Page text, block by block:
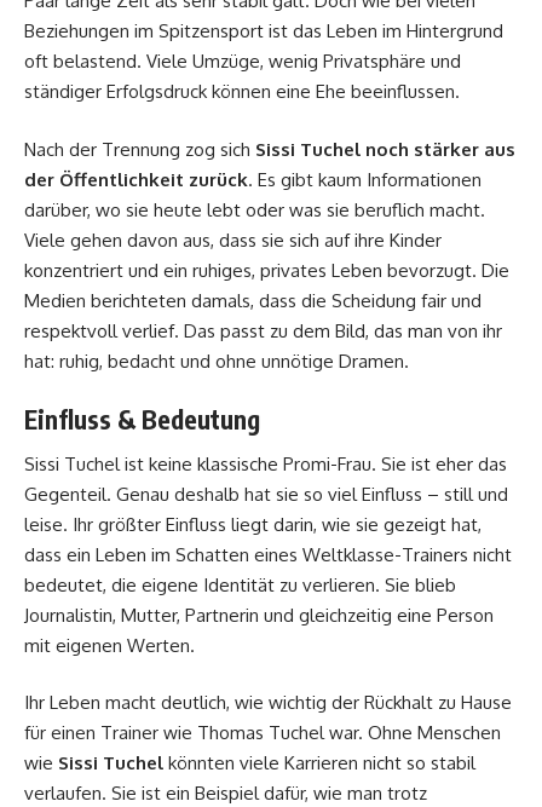
Beziehungen im Spitzensport ist das Leben im Hintergrund
oft belastend. Viele Umzüge, wenig Privatsphäre und
ständiger Erfolgsdruck können eine Ehe beeinflussen.
Nach der Trennung zog sich Sissi Tuchel noch stärker aus
der Öffentlichkeit zurück. Es gibt kaum Informationen
darüber, wo sie heute lebt oder was sie beruflich macht.
Viele gehen davon aus, dass sie sich auf ihre Kinder
konzentriert und ein ruhiges, privates Leben bevorzugt. Die
Medien berichteten damals, dass die Scheidung fair und
respektvoll verlief. Das passt zu dem Bild, das man von ihr
hat: ruhig, bedacht und ohne unnötige Dramen.
Einfluss & Bedeutung
Sissi Tuchel ist keine klassische Promi-Frau. Sie ist eher das
Gegenteil. Genau deshalb hat sie so viel Einfluss – still und
leise. Ihr größter Einfluss liegt darin, wie sie gezeigt hat,
dass ein Leben im Schatten eines Weltklasse-Trainers nicht
bedeutet, die eigene Identität zu verlieren. Sie blieb
Journalistin, Mutter, Partnerin und gleichzeitig eine Person
mit eigenen Werten.
Ihr Leben macht deutlich, wie wichtig der Rückhalt zu Hause
für einen Trainer wie Thomas Tuchel war. Ohne Menschen
wie Sissi Tuchel könnten viele Karrieren nicht so stabil
verlaufen. Sie ist ein Beispiel dafür, wie man trotz